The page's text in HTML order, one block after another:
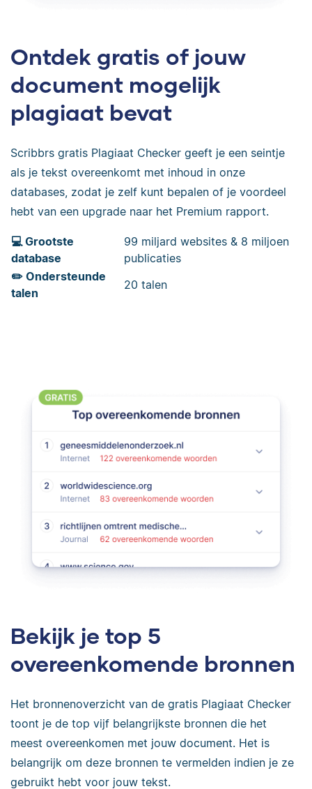
Ontdek gratis of jouw
document mogelijk
plagiaat bevat
Scribbrs gratis Plagiaat Checker geeft je een seintje
als je tekst overeenkomt met inhoud in onze
databases, zodat je zelf kunt bepalen of je voordeel
hebt van een upgrade naar het Premium rapport.
💻 Grootste
database
99 miljard websites & 8 miljoen
publicaties
✏️ Ondersteunde
talen
20 talen
Bekijk je top 5
overeenkomende bronnen
Het bronnenoverzicht van de gratis Plagiaat Checker
toont je de top vijf belangrijkste bronnen die het
meest overeenkomen met jouw document. Het is
belangrijk om deze bronnen te vermelden indien je ze
gebruikt hebt voor jouw tekst.